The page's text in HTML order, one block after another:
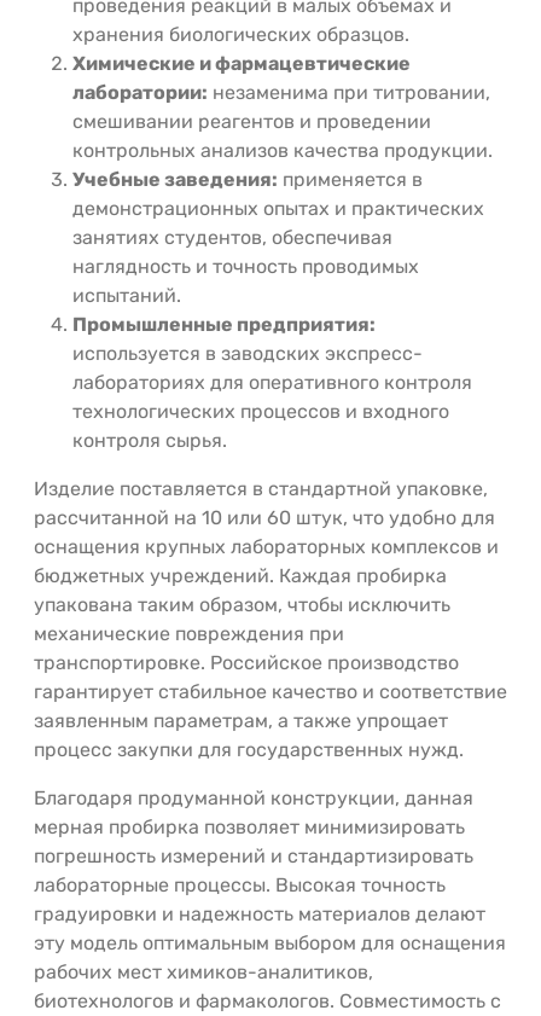
проведения реакций в малых объемах и
хранения биологических образцов.
Химические и фармацевтические
лаборатории: незаменима при титровании,
смешивании реагентов и проведении
контрольных анализов качества продукции.
Учебные заведения: применяется в
демонстрационных опытах и практических
занятиях студентов, обеспечивая
наглядность и точность проводимых
испытаний.
Промышленные предприятия:
используется в заводских экспресс-
лабораториях для оперативного контроля
технологических процессов и входного
контроля сырья.
Изделие поставляется в стандартной упаковке,
рассчитанной на 10 или 60 штук, что удобно для
оснащения крупных лабораторных комплексов и
бюджетных учреждений. Каждая пробирка
упакована таким образом, чтобы исключить
механические повреждения при
транспортировке. Российское производство
гарантирует стабильное качество и соответствие
заявленным параметрам, а также упрощает
процесс закупки для государственных нужд.
Благодаря продуманной конструкции, данная
мерная пробирка позволяет минимизировать
погрешность измерений и стандартизировать
лабораторные процессы. Высокая точность
градуировки и надежность материалов делают
эту модель оптимальным выбором для оснащения
рабочих мест химиков-аналитиков,
биотехнологов и фармакологов. Совместимость с